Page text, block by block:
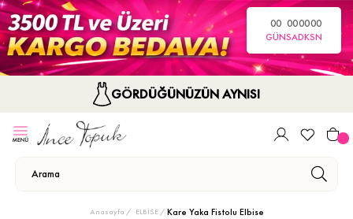
00
GÜN
00
SA
00
DK
00
SN
GÖRDÜĞÜNÜZÜN AYNISI
Anasayfa ELBİSE Kare Yaka Fistolu Elbise